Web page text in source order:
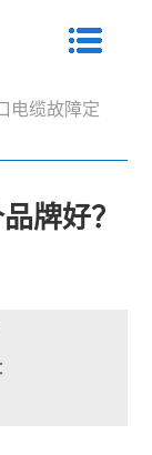
电缆故障定
牌好？